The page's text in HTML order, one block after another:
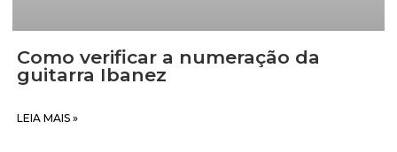
Como verificar a numeração da
guitarra Ibanez
LEIA MAIS »